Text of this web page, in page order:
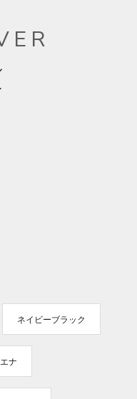
ネイビーブラック
ナ